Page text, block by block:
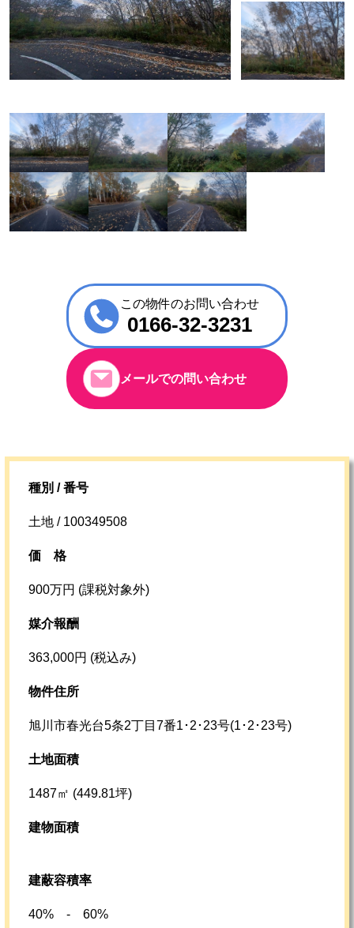
この物件のお問い合わせ
0166-32-3231
メールでの問い合わせ
種別 / 番号
土地 / 100349508
価格
900万円 (課税対象外)
媒介報酬
363,000円 (税込み)
物件住所
旭川市春光台5条2丁目7番1･2･23号(1･2･23号)
土地面積
1487㎡ (449.81坪)
建物面積
建蔽容積率
40% - 60%